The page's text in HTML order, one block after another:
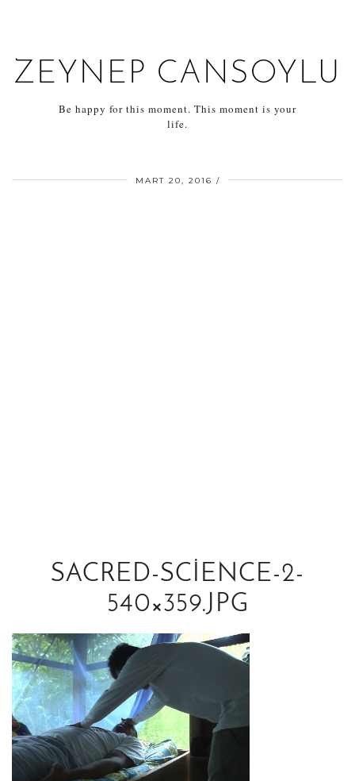
ZEYNEP CANSOYLU
Be happy for this moment. This moment is your
life.
MART 20, 2016
SACRED-SCIENCE-2-
540×359.JPG